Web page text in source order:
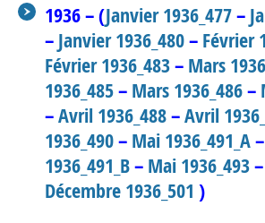
1936 – (Janvier 1936_477–
– Janvier 1936_480– Février
Février 1936_483– Mars
1936_485– Mars 1936_486–
–Avril 1936_488–Avril
1936_490– Mai 1936_491_A–
1936_491_B– Mai 1936_493–
Décembre 1936_501 )